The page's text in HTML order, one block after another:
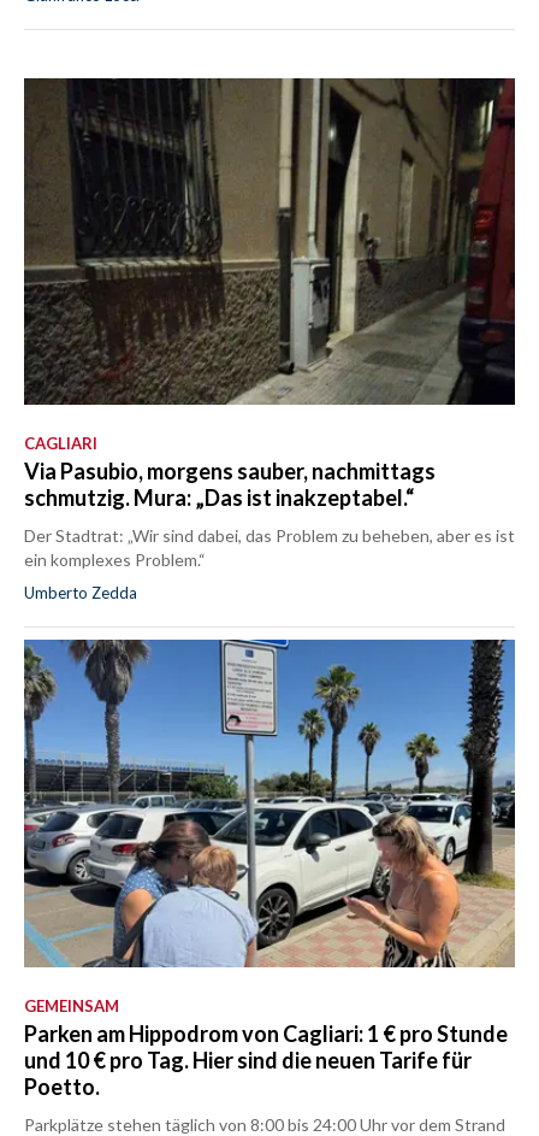
CAGLIARI
Via Pasubio, morgens sauber, nachmittags
schmutzig. Mura: „Das ist inakzeptabel.“
Der Stadtrat: „Wir sind dabei, das Problem zu beheben, aber es ist
ein komplexes Problem.“
Umberto Zedda
GEMEINSAM
Parken am Hippodrom von Cagliari: 1 € pro Stunde
und 10 € pro Tag. Hier sind die neuen Tarife für
Poetto.
Parkplätze stehen täglich von 8:00 bis 24:00 Uhr vor dem Strand